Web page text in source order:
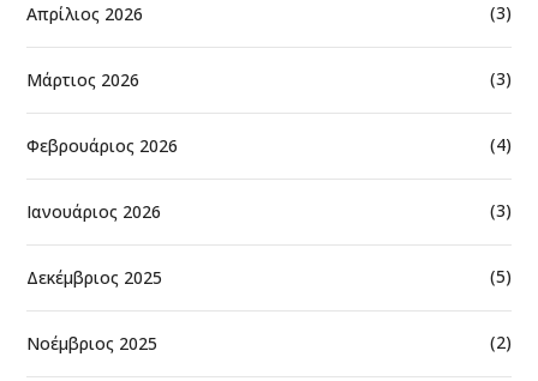
Απρίλιος 2026 (3)
Μάρτιος 2026 (3)
Φεβρουάριος 2026 (4)
Ιανουάριος 2026 (3)
Δεκέμβριος 2025 (5)
Νοέμβριος 2025 (2)